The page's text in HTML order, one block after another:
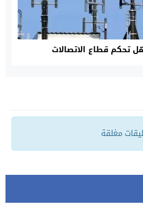
تحكم قطاع الاتصالات
مغلقة